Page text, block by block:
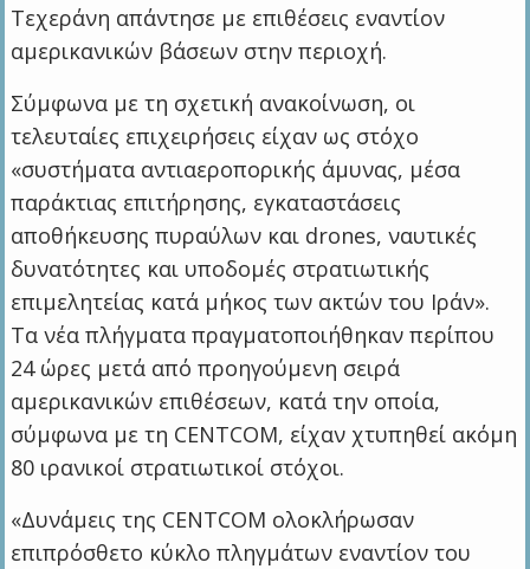
Τεχεράνη απάντησε με επιθέσεις εναντίον
αμερικανικών βάσεων στην περιοχή.
Σύμφωνα με τη σχετική ανακοίνωση, οι
τελευταίες επιχειρήσεις είχαν ως στόχο
«συστήματα αντιαεροπορικής άμυνας, μέσα
παράκτιας επιτήρησης, εγκαταστάσεις
αποθήκευσης πυραύλων και drones, ναυτικές
δυνατότητες και υποδομές στρατιωτικής
επιμελητείας κατά μήκος των ακτών του Ιράν».
Τα νέα πλήγματα πραγματοποιήθηκαν περίπου
24 ώρες μετά από προηγούμενη σειρά
αμερικανικών επιθέσεων, κατά την οποία,
σύμφωνα με τη CENTCOM, είχαν χτυπηθεί ακόμη
80 ιρανικοί στρατιωτικοί στόχοι.
«Δυνάμεις της CENTCOM ολοκλήρωσαν
επιπρόσθετο κύκλο πληγμάτων εναντίον του